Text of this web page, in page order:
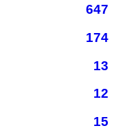
647
174
13
12
15